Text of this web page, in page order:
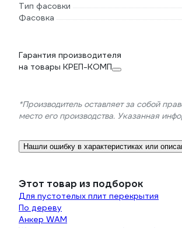
Тип фасовки
Фасовка
Гарантия производителя
на товары КРЕП-КОМП
*Производитель оставляет за собой
место его производства. Указанная
Нашли ошибку в характеристиках или
Этот товар из подборок
Для пустотелых плит перекрытия
По дереву
Анкер WAM